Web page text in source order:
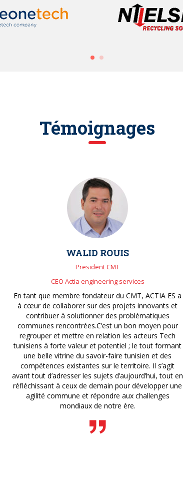
Témoignages
WALID ROUIS
President CMT
CEO Actia engineering services
En tant que membre fondateur du CMT, ACTIA ES a
à cœur de collaborer sur des projets innovants et
contribuer à solutionner des problématiques
communes rencontrées.C’est un bon moyen pour
regrouper et mettre en relation les acteurs Tech
tunisiens à forte valeur et potentiel ; le tout formant
une belle vitrine du savoir-faire tunisien et des
compétences existantes sur le territoire. Il s’agit
avant tout d’adresser les sujets d’aujourd’hui, tout en
réfléchissant à ceux de demain pour développer une
agilité commune et répondre aux challenges
mondiaux de notre ère.